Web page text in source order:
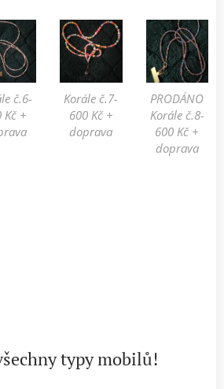
č.6-
Kč +
Korále č.7-
600 Kč +
doprava
PRODÁNO
Korále č.8-
600 Kč +
doprava
typy mobilů!